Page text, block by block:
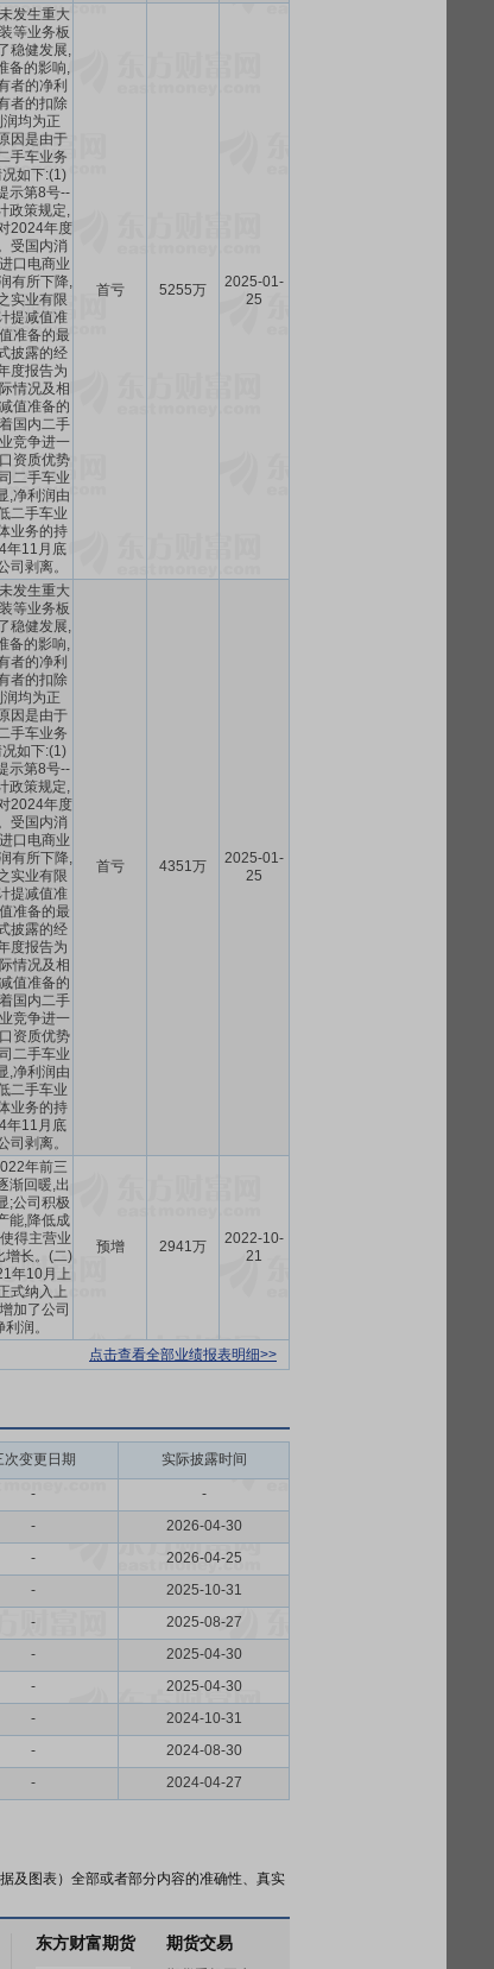
发生重大
等业务板
稳健发展,
备的影响,
者的净利
者的扣除
润均为正
因是由于
手车业务
况如下:(1)
示第8号--
政策规定,
2024年度
受国内消
口电商业
有所下降,
实业有限
提减值准
准备的最
披露的经
度报告为
情况及相
值准备的
国内二手
竞争进一
资质优势
二手车业
,净利润由
二手车业
业务的持
年11月底
司剥离。
首亏 5255万
2025-01-
25
发生重大
等业务板
稳健发展,
备的影响,
者的净利
者的扣除
均为正
因是由于
手车业务
如下:(1)
示第8号--
政策规定,
2024年度
受国内消
口电商业
有所下降,
实业有限
提减值准
准备的最
披露的经
度报告为
情况及相
值准备的
国内二手
竞争进一
资质优势
二手车业
,净利润由
二手车业
业务的持
年11月底
司剥离。
首亏 4351万
2025-01-
25
年前三
渐回暖,出
;公司积极
能,降低成
得主营业
增长。(二)
年10月上
式纳入上
加了公司
润。
预增 2941万
2022-10-
21
点击查看全部业绩报表明细>>
次变更日期 实际披露时间
-
-
-
2026-04-30
-
2026-04-25
-
2025-10-31
-
2025-08-27
-
2025-04-30
-
2025-04-30
-
2024-10-31
-
2024-08-30
- 2024-04-27
及图表）全部或者部分内容的准确性、真实
东方财富期货 期货交易